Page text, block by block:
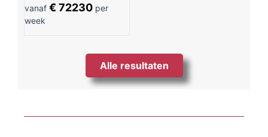
vanaf € 72230 per
week
Alle resultaten